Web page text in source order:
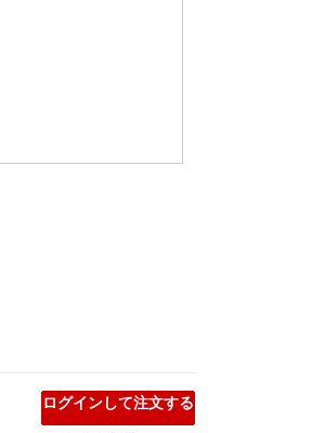
ログインして注文する